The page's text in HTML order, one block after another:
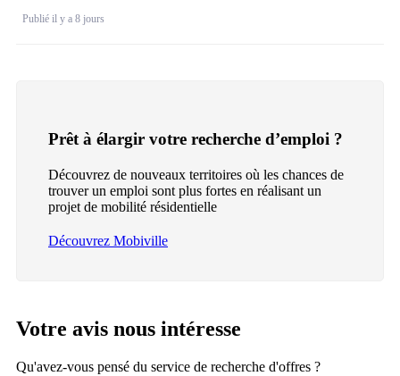
Publié il y a 8 jours
Prêt à élargir votre recherche d’emploi ?
Découvrez de nouveaux territoires où les chances de
trouver un emploi sont plus fortes en réalisant un
projet de mobilité résidentielle
Découvrez Mobiville
Votre avis nous intéresse
Qu'avez-vous pensé du service de recherche d'offres ?